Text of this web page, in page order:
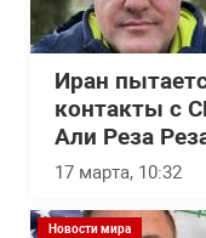
Иран
контакты с
Али Реза
17 марта, 10:32
Новости мира